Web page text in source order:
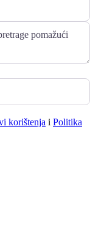
korištenja i Politika